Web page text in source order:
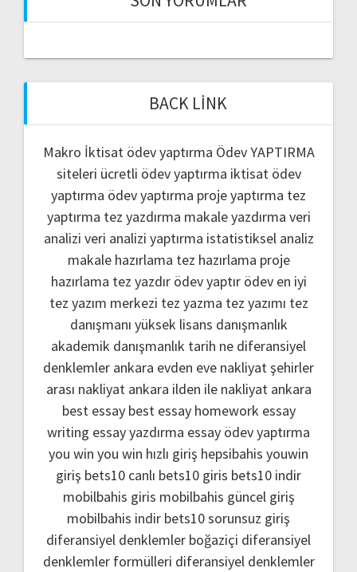
BACK LINK
Makro İktisat ödev yaptırma Ödev YAPTIRMA
siteleri ücretli ödev yaptırma iktisat ödev
yaptırma ödev yaptırma proje yaptırma tez
yaptırma tez yazdırma makale yazdırma veri
analizi veri analizi yaptırma istatistiksel analiz
makale hazırlama tez hazırlama proje
hazırlama tez yazdır ödev yaptır ödev en iyi
tez yazım merkezi tez yazma tez yazımı tez
danışmanı yüksek lisans danışmanlık
akademik danışmanlık tarih ne diferansiyel
denklemler ankara evden eve nakliyatşehirler
arası nakliyat ankara ilden ile nakliyat ankara
best essay best essay homework essay
writing essay yazdırma essay ödev yaptırma
you win you win hızlı giriş hepsibahis youwin
giriş bets10 canlı bets10 giris bets10 indir
mobilbahis giris mobilbahis güncel giriş
mobilbahis indir bets10 sorunsuz giriş
diferansiyel denklemler boğaziçi diferansiyel
denklemler formülleri diferansiyel denklemler